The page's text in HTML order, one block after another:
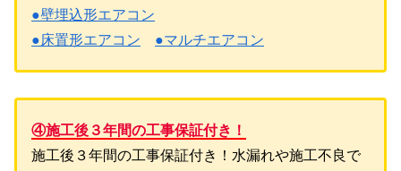
●壁埋込形エアコン
●床置形エアコン
●マルチエアコン
④施工後３年間の工事保証付き！
施工後３年間の工事保証付き！水漏れや施工不良で